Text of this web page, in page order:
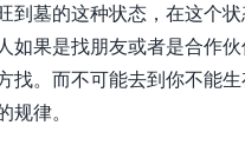
到墓的这种状态，在这个状
如果是找朋友或者是合作
找。而不可能去到你不能
规律。